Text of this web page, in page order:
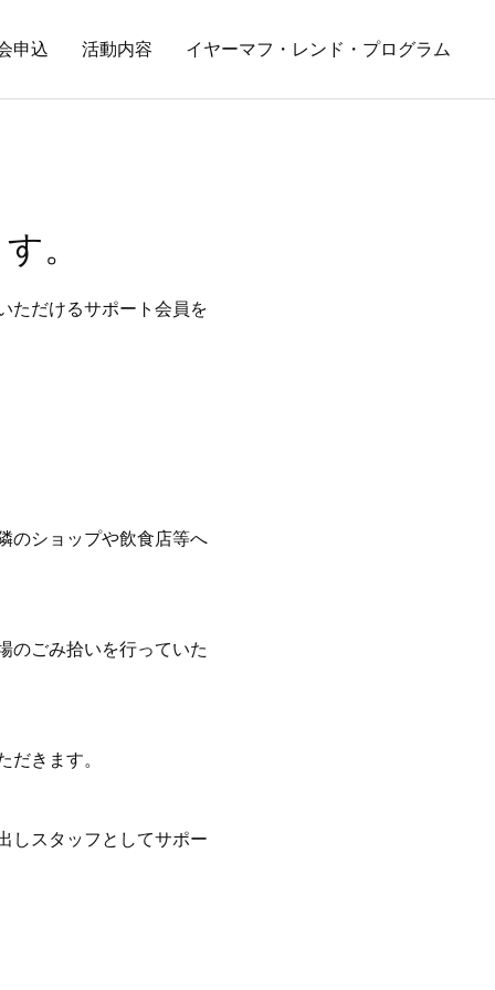
申込 活動内容 イヤーマフ・レンド・プログラム
。
ただけるサポート会員を
のショップや飲食店等へ
のごみ拾いを行っていた
きます。
しスタッフとしてサポー